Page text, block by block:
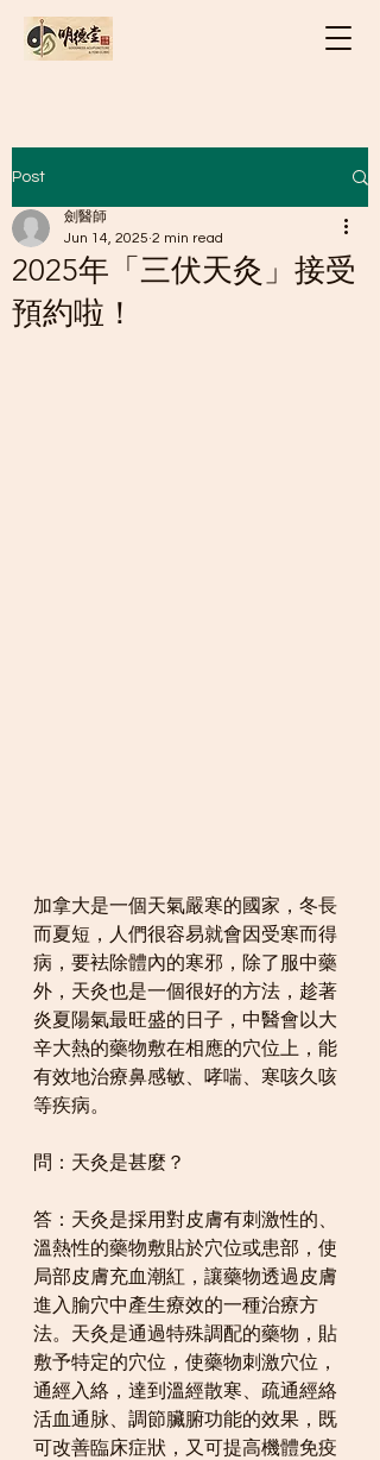
Post
2025年「三伏天灸」接受
預約啦！
劍醫師
Jun 14, 2025 2 min read
加拿大是一個天氣嚴寒的國家，冬長
而夏短，人們很容易就會因受寒而得
病，要袪除體內的寒邪，除了服中藥
外，天灸也是一個很好的方法，趁著
炎夏陽氣最旺盛的日子，中醫會以大
辛大熱的藥物敷在相應的穴位上，能
有效地治療鼻感敏、哮喘、寒咳久咳
等疾病。
問：天灸是甚麼？
答：天灸是採用對皮膚有刺激性的、
溫熱性的藥物敷貼於穴位或患部，使
局部皮膚充血潮紅，讓藥物透過皮膚
進入腧穴中產生療效的一種治療方
法。天灸是通過特殊調配的藥物，貼
敷予特定的穴位，使藥物刺激穴位，
通經入絡，達到溫經散寒、疏通經絡
活血通脉、調節臟腑功能的效果，既
可改善臨床症狀，又可提高機體免疫